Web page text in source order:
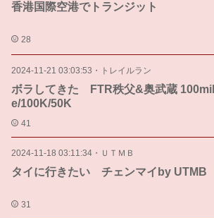
香港国際空港でトランジット
28
2024-11-21 03:03:53 ・ トレイルラン
ボラしてきた FTR秩父&奥武蔵 100mil
e/100K/50K
41
2024-11-18 03:11:34 ・ ＵＴＭＢ
タイに行きたい チェンマイby UTMB
31